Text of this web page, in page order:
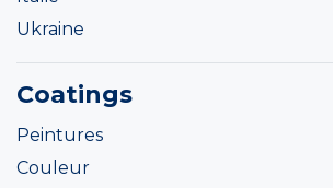
Ukraine
Coatings
Peintures
Couleur